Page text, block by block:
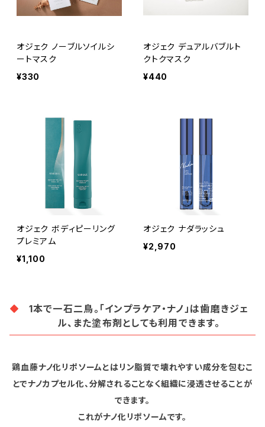
オジェク ノーブルソイルシ
ートマスク
¥330
オジェク デュアルバブルト
クトクマスク
¥440
オジェク ボディピーリング
プレミアム
¥1,100
オジェク ナダラッシュ
¥2,970
1本で一石二鳥。「インプラケア・ナノ」は歯磨きジェ
ル、また塗布剤としても利用できます。
鶏血藤ナノ化リポソームとはリン脂質で壊れやすい成分を包むこ
とでナノカプセル化、分解されることなく組織に浸透させることが
できます。
これがナノ化リポソームです。